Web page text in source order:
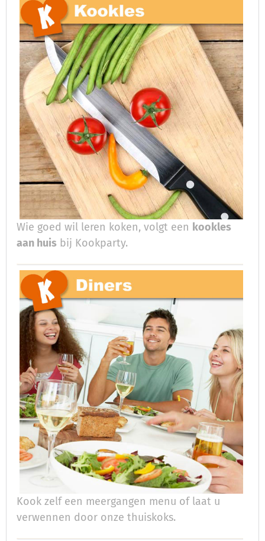
Wie goed wil leren koken, volgt een kookles
aan huis bij Kookparty.​​​​
Kook zelf een meergangen menu of laat u
verwennen door onze thuiskoks.